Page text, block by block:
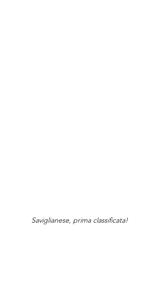
Saviglianese, prima classificata!